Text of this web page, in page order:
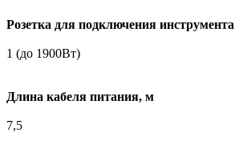
Розетка для подключения инструмента
1 (до 1900Вт)
Длина кабеля питания, м
7,5